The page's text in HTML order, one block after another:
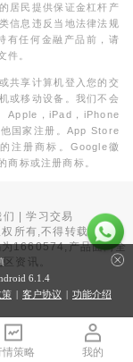
居民提供保证金杠杆产
信息违反当地法律法规
有任何金融产品前，请
件。
共享计算机登入您的交
或移动设备。我们不会
Apple，iPad，iPhone
国家注册。App Store
注册商标。Google徽
标或注册商标。
们 |学习交易
所有,不得转载
为1660574,产品面向全
资讯。
情策略 我的
6.1.4
策 | 客户协议 | 功能介绍